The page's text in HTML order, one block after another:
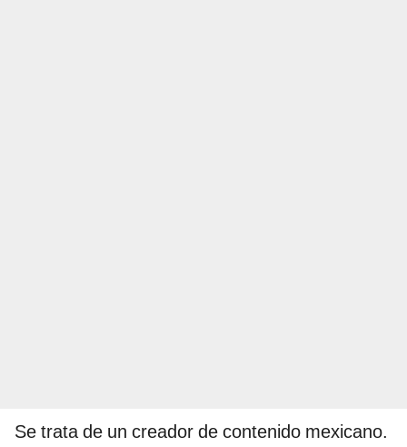
Se trata de un creador de contenido mexicano.